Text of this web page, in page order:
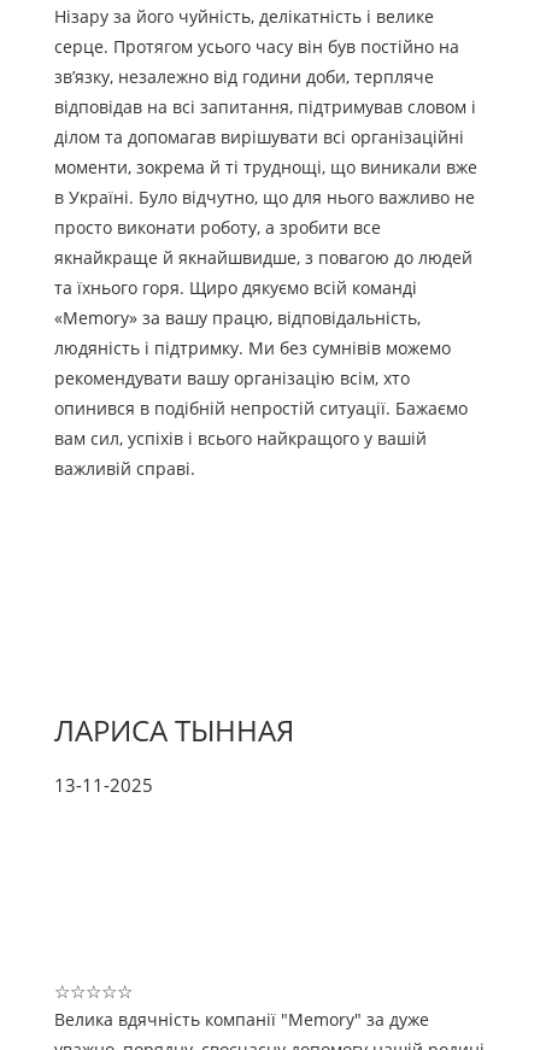
Нізару за його чуйність, делікатність і велике
серце. Протягом усього часу він був постійно на
зв’язку, незалежно від години доби, терпляче
відповідав на всі запитання, підтримував словом і
ділом та допомагав вирішувати всі організаційні
моменти, зокрема й ті труднощі, що виникали вже
в Україні. Було відчутно, що для нього важливо не
просто виконати роботу, а зробити все
якнайкраще й якнайшвидше, з повагою до людей
та їхнього горя. Щиро дякуємо всій команді
«Memory» за вашу працю, відповідальність,
людяність і підтримку. Ми без сумнівів можемо
рекомендувати вашу організацію всім, хто
опинився в подібній непростій ситуації. Бажаємо
вам сил, успіхів і всього найкращого у вашій
важливій справі.
ЛАРИСА ТЫННАЯ
13-11-2025
☆☆☆☆☆
Велика вдячність компанії "Memory" за дуже